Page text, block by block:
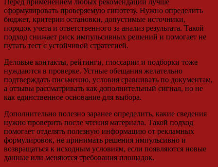
сформулировать проверяемую гипотезу. Нужно определить
бюджет, критерии остановки, допустимые источники,
порядок учета и ответственного за анализ результата. Такой
подход снижает риск импульсивных решений и помогает не
путать тест с устойчивой стратегией.
Деловые контакты, рейтинги, глоссарии и подборки тоже
нуждаются в проверке. Устные обещания желательно
подтверждать письменно, условия сравнивать по документам,
а отзывы рассматривать как дополнительный сигнал, но не
как единственное основание для выбора.
Дополнительно полезно заранее определить, какие сведения
нужно проверить после чтения материала. Такой подход
помогает отделять полезную информацию от рекламных
формулировок, не принимать решения импульсивно и
возвращаться к исходным условиям, если появляются новые
данные или меняются требования площадок.